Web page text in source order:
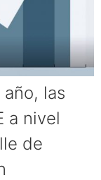
las
a nivel
de